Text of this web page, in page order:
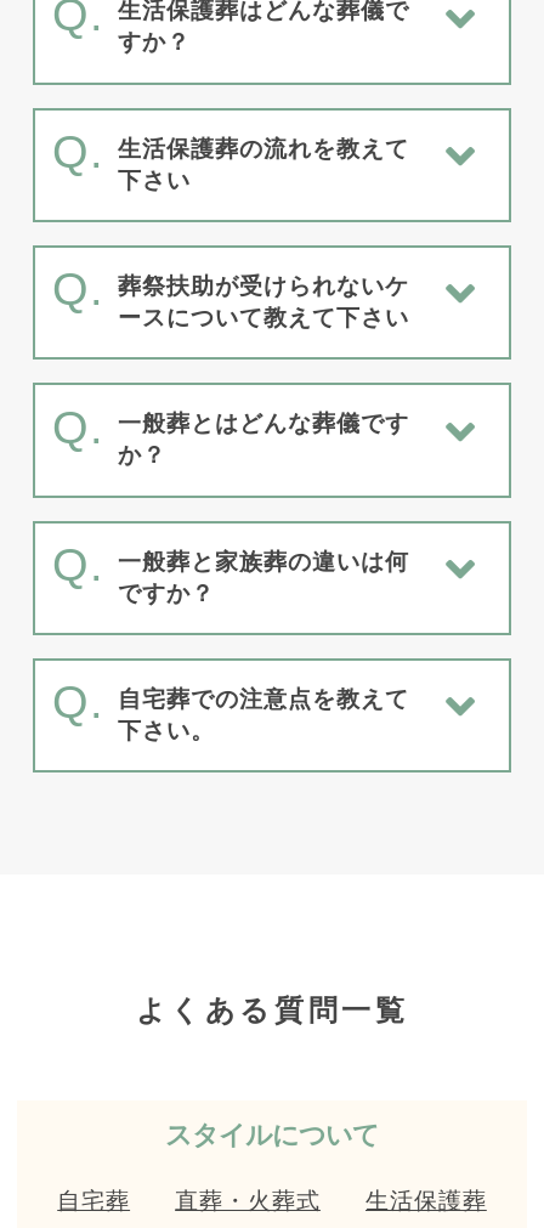
Q.
生活保護葬はどんな葬儀で
すか？
Q.
生活保護葬の流れを教えて
下さい
Q.
葬祭扶助が受けられないケ
ースについて教えて下さい
Q.
一般葬とはどんな葬儀です
か？
Q.
一般葬と家族葬の違いは何
ですか？
Q.
自宅葬での注意点を教えて
下さい。
よくある質問一覧
スタイルについて
自宅葬 直葬・火葬式 生活保護葬